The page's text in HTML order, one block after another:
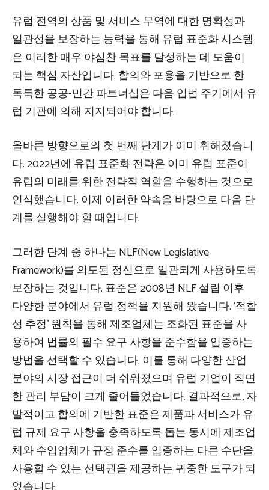
유럽 ​​전역의 상품 및 서비스 무역에 대한 명확성과
일관성을 보장하는 능력을 통해 유럽 표준화 시스템
은 이러한 매우 야심찬 목표를 달성하는 데 도움이
되는 핵심 자산입니다. 합의와 포용을 기반으로 한
독특한 공공-민간 파트너십은 다음 입법 주기에서 유
럽 기관에 의해 지지되어야 합니다.
올바른 방향으로의 첫 번째 단계가 이미 취해졌습니
다. 2022년에 유럽 표준화 전략은 이미 유럽 표준이
유럽의 미래를 위한 전략적 역할을 수행하는 것으로
인식했습니다. 이제 이러한 약속을 바탕으로 다음 단
계를 실행해야 할 때입니다.
그러한 단계 중 하나는 NLF(New Legislative
Framework)를 의도된 정신으로 일관되게 사용하도록
보장하는 것입니다. 표준은 2008년 NLF 설립 이후
다양한 분야에서 유럽 정책을 지원해 왔습니다. ‘적합
성 추정’ 원칙을 통해 제조업체는 조화된 표준을 사
용하여 법률의 필수 요구 사항을 준수함을 입증하는
방법을 선택할 수 있습니다. 이를 통해 다양한 산업
분야의 시장 접근이 더 쉬워졌으며 유럽 기업이 직면
한 관리 부담이 크게 줄어들었습니다. 결과적으로, 자
발적이고 합의에 기반한 표준은 제품과 서비스가 유
럽 규제 요구 사항을 충족하도록 돕는 동시에 제조업
체와 수입업체가 규정 준수를 입증하는 다른 수단을
사용할 수 있는 선택권을 제공하는 귀중한 도구가 되